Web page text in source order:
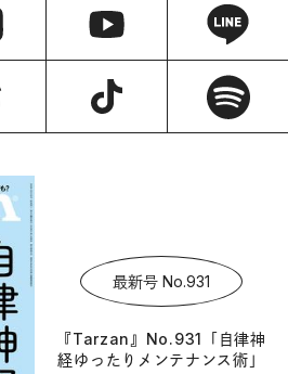
最新号 No.931
『Tarzan』No.931「自律神
経ゆったりメンテナンス術」